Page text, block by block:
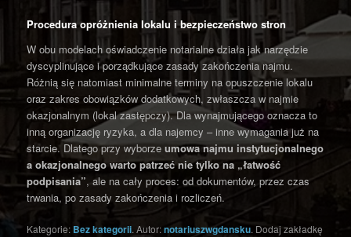
Procedura opróżnienia lokalu i bezpieczeństwo stron
W obu modelach oświadczenie notarialne działa jak narzędzie
dyscyplinujące i porządkujące zasady zakończenia najmu.
Różnią się natomiast minimalne terminy na opuszczenie lokalu
oraz zakres obowiązków dodatkowych, zwłaszcza w najmie
okazjonalnym (lokal zastępczy). Dla wynajmującego oznacza to
inną organizację ryzyka, a dla najemcy – inne wymagania już na
starcie. Dlatego przy wyborzeumowa najmu instytucjonalnego
a okazjonalnego warto patrzeć nie tylko na „łatwość
podpisania”, ale na cały proces: od dokumentów, przez czas
trwania, po zasady zakończenia i rozliczeń.
Kategorie: Bez kategorii. Autor:notariuszwgdansku. Dodaj zakładkę